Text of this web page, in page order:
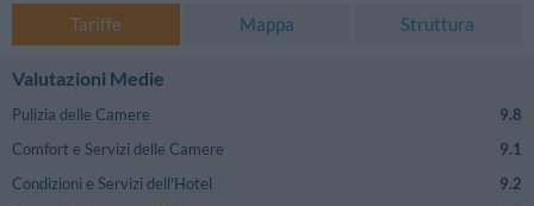
Tariffe Mappa Struttura
Valutazioni Medie
Pulizia delle Camere
9.8
Comfort e Servizi delle Camere
9.1
Condizioni e Servizi dell'Hotel
9.2